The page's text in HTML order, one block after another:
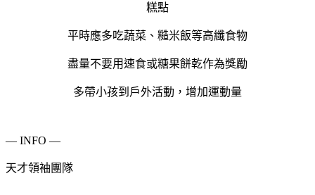
糕點
平時應多吃蔬菜、糙米飯等高纖食物
盡量不要用速食或糖果餅乾作為獎勵
多帶小孩到戶外活動，增加運動量
— INFO —
天才領袖團隊